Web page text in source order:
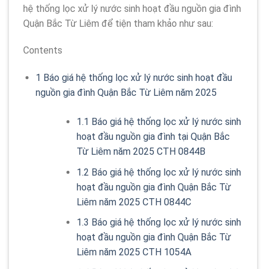
hệ thống lọc xử lý nước sinh hoạt đầu nguồn gia đình
Quận Bắc Từ Liêm để tiện tham khảo như sau:
Contents
1 Báo giá hệ thống lọc xử lý nước sinh hoạt đầu
nguồn gia đình Quận Bắc Từ Liêm năm 2025
1.1 Báo giá hệ thống lọc xử lý nước sinh
hoạt đầu nguồn gia đình tại Quận Bắc
Từ Liêm năm 2025 CTH 0844B
1.2 Báo giá hệ thống lọc xử lý nước sinh
hoạt đầu nguồn gia đình Quận Bắc Từ
Liêm năm 2025 CTH 0844C
1.3 Báo giá hệ thống lọc xử lý nước sinh
hoạt đầu nguồn gia đình Quận Bắc Từ
Liêm năm 2025 CTH 1054A